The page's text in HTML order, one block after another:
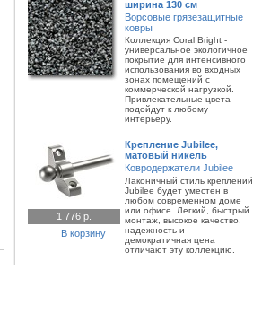
ширина 130 см
Ворсовые грязезащитные
ковры
Коллекция Coral Bright -
универсальное экологичное
покрытие для интенсивного
использования во входных
зонах помещений с
коммерческой нагрузкой.
Привлекательные цвета
подойдут к любому
интерьеру.
1 776 р.
В корзину
Крепление Jubilee,
матовый никель
Ковродержатели Jubilee
Лаконичный стиль креплений
Jubilee будет уместен в
любом современном доме
или офисе. Легкий, быстрый
монтаж, высокое качество,
надежность и
демократичная цена
отличают эту коллекцию.